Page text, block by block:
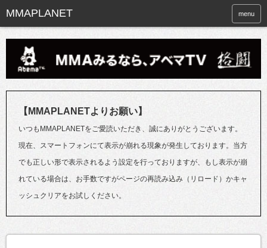
menu
【MMAPLANETよりお願い】
いつもMMAPLANETをご愛読いただき、誠にありがとうございます。
現在、スマートフォンにて表示が崩れる現象が発生しております。当方
でも正しい形で表示されるよう設定を行っておりますが、もし表示が崩
れている場合は、お手数ですがページの再読み込み（リロード）かキャ
ッシュクリアをお試しください。